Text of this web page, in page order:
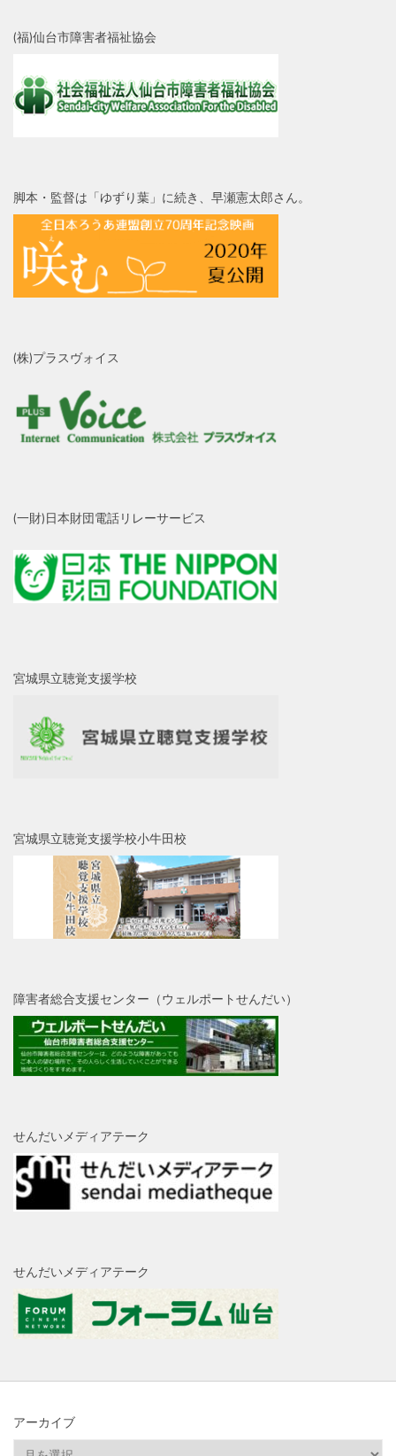
(福)仙台市障害者福祉協会
脚本・監督は「ゆずり葉」に続き、早瀬憲太郎さん。
(株)プラスヴォイス
(一財)日本財団電話リレーサービス
宮城県立聴覚支援学校
宮城県立聴覚支援学校小牛田校
障害者総合支援センター（ウェルポートせんだい）
せんだいメディアテーク
せんだいメディアテーク
アーカイブ